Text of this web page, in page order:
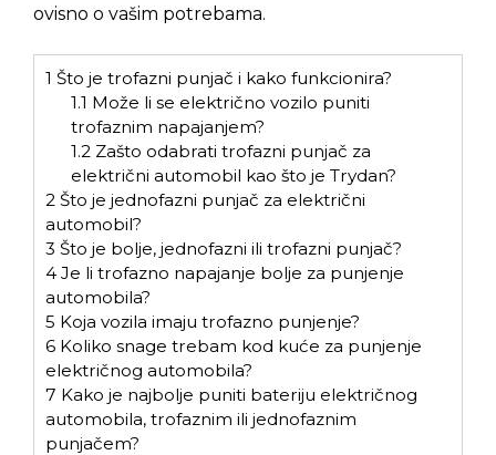
ovisno o vašim potrebama.
1 Što je trofazni punjač i kako funkcionira?
1.1 Može li se električno vozilo puniti
trofaznim napajanjem?
1.2Zašto odabrati trofazni punjač za
električni automobil kao što je Trydan?
2 Što je jednofazni punjač za električni
automobil?
3 Što je bolje, jednofazni ili trofazni punjač?
4 Je li trofazno napajanje bolje za punjenje
automobila?
5 Koja vozila imaju trofazno punjenje?
6 Koliko snage trebam kod kuće za punjenje
električnog automobila?
7 Kako je najbolje puniti bateriju električnog
automobila, trofaznim ili jednofaznim
punjačem?